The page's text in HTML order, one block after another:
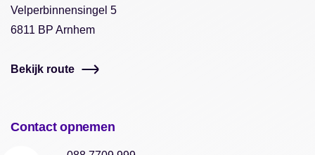
Velperbinnensingel 5
6811 BP Arnhem
Bekijk route
Contact opnemen